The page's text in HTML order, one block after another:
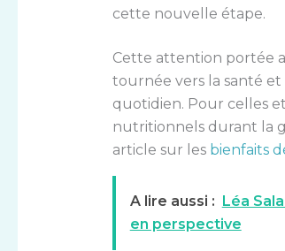
cette nouvelle étape.
Cette attention portée
tournée vers la santé et
quotidien. Pour celles
nutritionnels durant la
article sur les bienfaits
A lire aussi : Léa
en perspective